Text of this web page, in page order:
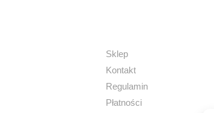
Sklep
Kontakt
Regulamin
Płatności